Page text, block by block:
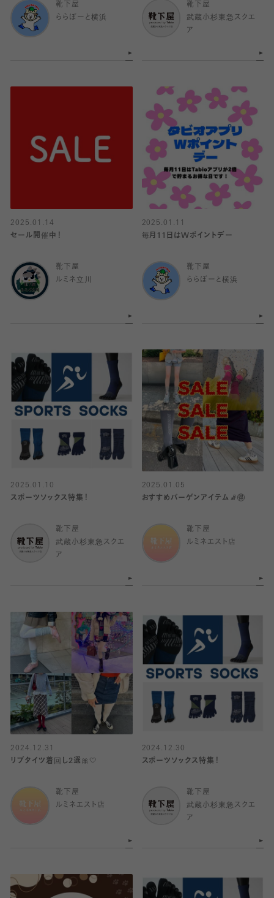
靴下屋
ららぽーと横浜
靴下屋
武蔵小杉東急スクエ
ア
2025.01.14
セール開催中！
靴下屋
ルミネ立川
2025.01.11
毎月11日はWポイントデー
靴下屋
ららぽーと横浜
2025.01.10
スポーツソックス特集！
靴下屋
武蔵小杉東急スクエ
ア
2025.01.05
おすすめバーゲンアイテム🧦🉐
靴下屋
ルミネエスト店
2024.12.31
リブタイツ着回し2選🎀🤍
靴下屋
ルミネエスト店
2024.12.30
スポーツソックス特集！
靴下屋
武蔵小杉東急スクエ
ア